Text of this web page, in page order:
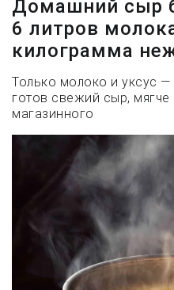
Домашний сыр
6 литров
килограмма
Только молоко и уксус —
готов свежий сыр,
магазинного